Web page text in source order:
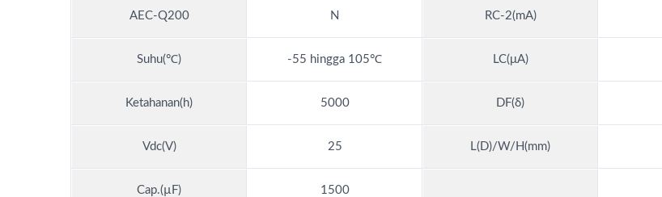
AEC-Q200 N RC-2(mA)
Suhu(℃) -55 hingga 105℃ LC(μA)
Ketahanan(h) 5000 DF(δ)
Vdc(V) 25 L(D)/W/H(mm)
Cap.(µF) 1500